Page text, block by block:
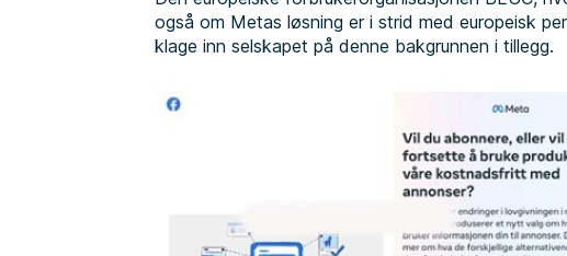
også om Metas løsning er i strid med europeisk
klage inn selskapet på denne bakgrunnen i tillegg.